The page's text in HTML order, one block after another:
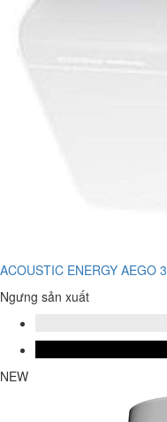
ACOUSTIC ENERGY AEGO 3
Ngưng sản xuất
NEW